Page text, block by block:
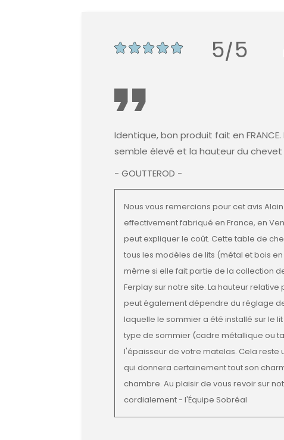
5/5
Identique, bon produit fait en
semble élevé et la hauteur du chevet
- GOUTTEROD -
Nous vous remercions pour cet avis
effectivement fabriqué en France, en
peut expliquer le coût. Cette table de
tous les modèles de lits (métal et bois
même si elle fait partie de la collection
Ferplay sur notre site. La hauteur
peut également dépendre du réglage
laquelle le sommier a été installé sur le
type de sommier (cadre métallique ou
l'épaisseur de votre matelas. Cela reste
qui donnera certainement tout son
chambre. Au plaisir de vous revoir sur
cordialement - l'Équipe Sobréal